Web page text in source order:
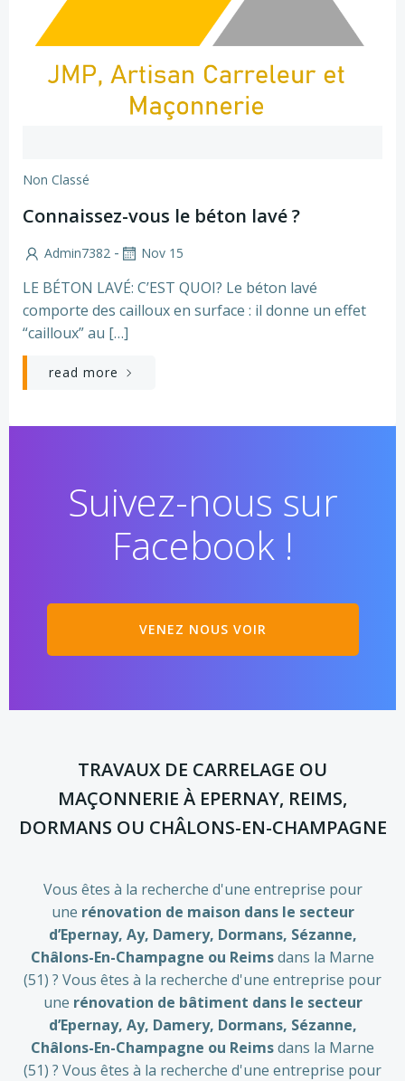
Non Classé
Connaissez-vous le béton lavé ?
Admin7382 - Nov 15
LE BÉTON LAVÉ: C’EST QUOI? Le béton lavé
comporte des cailloux en surface : il donne un effet
“cailloux” au […]
read more
Suivez-nous sur
Facebook !
VENEZ NOUS VOIR
TRAVAUX DE CARRELAGE OU
MAÇONNERIE À EPERNAY, REIMS,
DORMANS OU CHÂLONS-EN-CHAMPAGNE
Vous êtes à la recherche d'une entreprise pour
une rénovation de maison dans le secteur
d’Epernay, Ay, Damery, Dormans, Sézanne,
Châlons-En-Champagne ou Reimsdans la Marne
(51) ? Vous êtes à la recherche d'une entreprise pour
une rénovation de bâtiment dans le secteur
d’Epernay, Ay, Damery, Dormans, Sézanne,
Châlons-En-Champagne ou Reimsdans la Marne
(51) ? Vous êtes à la recherche d'une entreprise pour